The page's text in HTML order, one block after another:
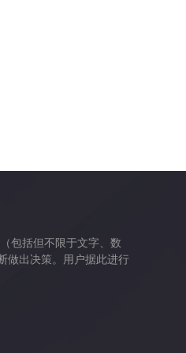
包括但不限于文字、数
做出决策。用户据此进行